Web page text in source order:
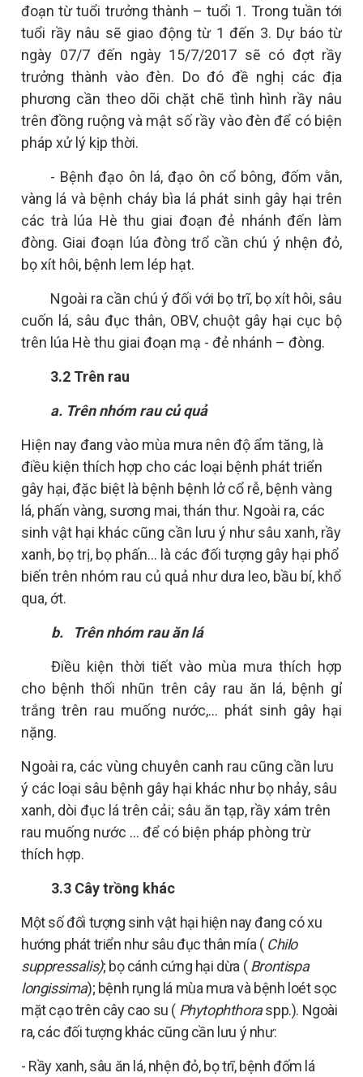
đoạntừtuổi trưởng thành – tuổi 1. Trong tuần tới
tuổi rầy nâu sẽ giao động từ 1 đến 3. Dự báo từ
ngày 07/7 đến ngày 15/7/2017 sẽ có đợt rầy
trưởng thành vào đèn. Do đó đề nghị các địa
phương cần theo dõi chặt chẽ tình hình rầy nâu
trên đồng ruộng và mật số rầy vào đèn để có biện
pháp xử lý kịp thời.
- Bệnh đạo ôn lá, đạo ôn cổ bông, đốm vằn,
vàng lá và bệnh cháy bìa lá phát sinh gây hại trên
các trà lúa Hè thu giai đoạn đẻ nhánh đến làm
đòng. Giai đoạn lúa đòng trổ cần chú ý nhện đỏ,
bọ xít hôi, bệnh lem lép hạt.
Ngoài ra cần chú ý đối với bọ trĩ, bọ xít hôi, sâu
cuốn lá, sâu đục thân, OBV, chuột gây hại cục bộ
trên lúa Hè thu giai đoạn mạ - đẻ nhánh – đòng.
3.2 Trên rau
a. Trên nhóm rau củ quả
Hiện nay đang vào mùa mưa nên độ ẩm tăng, là
điều kiện thích hợp cho các loại bệnh phát triển
gây hại, đặc biệt là bệnh bệnh lở cổ rễ, bệnh vàng
lá, phấn vàng, sương mai, thán thư. Ngoài ra, các
sinh vật hại khác cũng cần lưu ý như sâu xanh, rầy
xanh, bọ trị, bọ phấn... là các đối tượng gây hại phổ
biến trên nhóm rau củ quả như dưa leo, bầu bí, khổ
qua, ớt.
b.
Trên nhóm rau ăn lá
Điều kiện thời tiết vào mùa mưa thích hợp
cho bệnh thối nhũn trên cây rau ăn lá, bệnh gỉ
trắng trên rau muống nước,... phát sinh gây hại
nặng.
Ngoài ra, các vùng chuyên canh rau cũng cần lưu
ý các loại sâu bệnh gây hại khác như bọ nhảy, sâu
xanh, dòi đục lá trên cải; sâu ăn tạp, rầy xám trên
rau muống nước ... để có biện pháp phòng trừ
thích hợp.
3.3 Cây trồng khác
Một số đối tượng sinh vật hại hiện nay đang có xu
hướng phát triển nhưsâu đục thân mía ( Chilo
suppressalis); bọ cánh cứng hại dừa (Brontispa
longissima); bệnh rụng lá mùa mưa và bệnh loét sọc
mặt cạo trên cây cao su ( Phytophthoraspp.). Ngoài
ra, các đối tượng khác cũng cần lưu ý như:
- Rầy xanh, sâu ăn lá, nhện đỏ, bọ trĩ, bệnh đốm lá